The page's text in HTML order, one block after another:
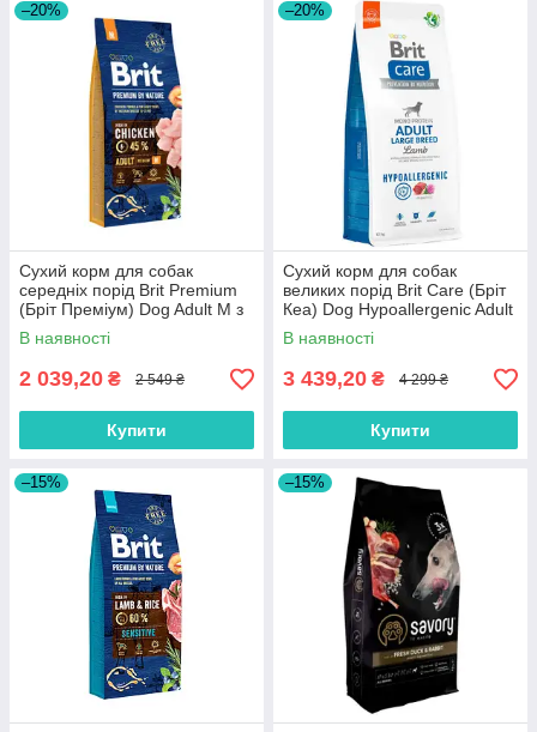
–20%
Сухий корм для собак
середніх порід Brit Premium
(Бріт Преміум) Dog Adult M з
куркою 15 кг
В наявності
2 039,20 ₴ 2 549 ₴
Купити
–20%
Сухий корм для собак
великих порід Brit Care (Бріт
Кеа) Dog Hypoallergenic Adult
Large Breed з ягням 12 кг
В наявності
3 439,20 ₴ 4 299 ₴
Купити
–15% –15%